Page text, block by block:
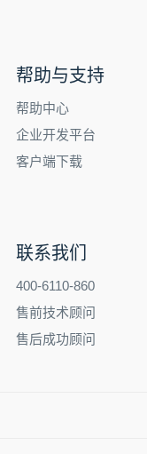
帮助与支持
帮助中心
企业开发平台
客户端下载
联系我们
400-6110-860
售前技术顾问
售后成功顾问